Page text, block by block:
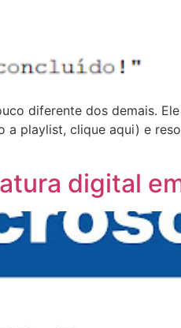
diferente dos demais.
playlist, clique aqui) e
digital